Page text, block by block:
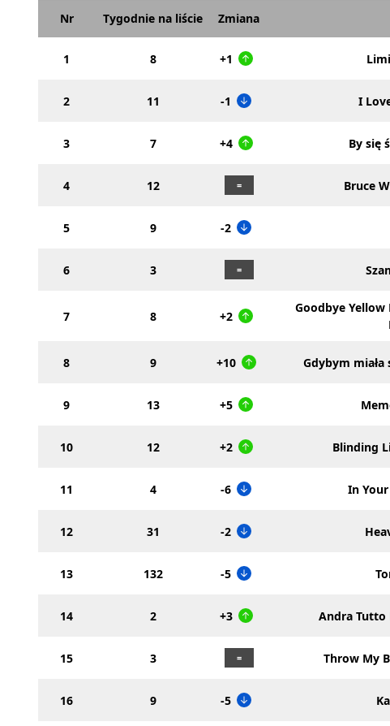
Nr Tygodnie na liście Zmiana
1 8 +1
2 11 -1 I
3 7 +4 By się
4 12 Bruce
5 9 -2
6 3
7 8 +2
Goodbye Yellow
8 9 +10 Gdybym miała
9 13 +5
10 12 +2 Blinding
11 4 -6 In Your
12 31 -2
13 132 -5
14 2 +3 Andra Tutto
15 3 Throw My
16 9 -5